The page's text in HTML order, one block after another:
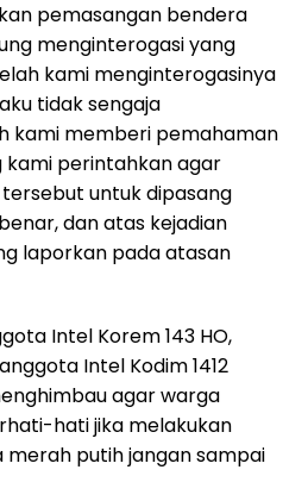
pemasangan bendera
menginterogasi yang
kami menginterogasinya
tidak sengaja
kami memberi pemahaman
kami perintahkan agar
untuk dipasang
dan atas kejadian
laporkan pada atasan
Intel Korem 143 HO,
Intel Kodim 1412
agar warga
hati jika melakukan
putih jangan sampai